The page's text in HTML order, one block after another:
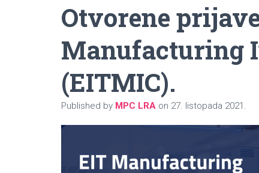
Otvorene
Manufacturing
(EITMIC).
Published by MPC LRA on 27. listopada 2021.